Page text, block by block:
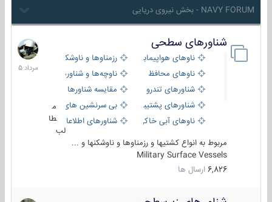
NAVY FORUM - بخش نیروی دریایی
شناورهای سطحی
ناوهای هواپیمابر و بالگرد بررزمناوها و ناوشکن‌ها
ناوهای محافظ
ناوچه‌ها و شناورهای گشتی
شناورهای تندرو
مقایسه شناورها
شناورهای پشتیبانی
بی سرنشین های دریایی
ناوهای آبی خاکی و نیروبرشناورهای اطلاعاتی و جاسوسی
طا
لب
مربوط به انواع کشتیها و رزمناوها و ناوشکنها و ...
Military Surface Vessels
6,826 ارسال ها
2
مرداد
1405